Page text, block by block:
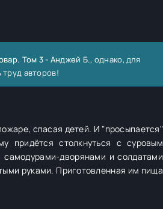
Том 3 - Анджей Б., однако, для
авторов!
спасая детей. И "просыпается"
придётся столкнуться с суровым
дворянами и солдатами
руками. Приготовленная им пища